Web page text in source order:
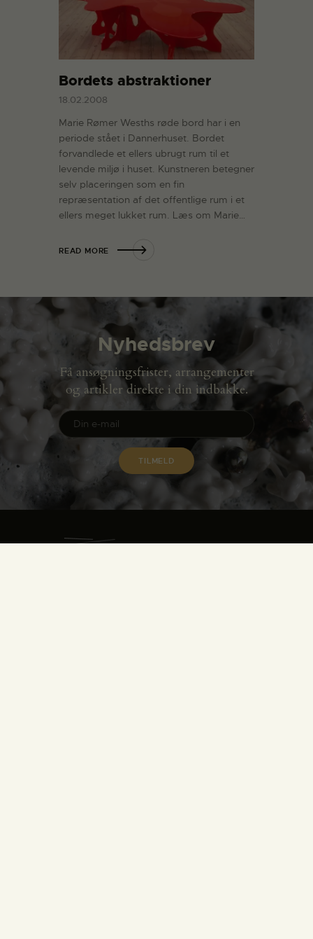
Bordets abstraktioner
18.02.2008
Marie Rømer Wesths røde bord har i en
periode stået i Dannerhuset. Bordet
forvandlede et ellers ubrugt rum til et
levende miljø i huset. Kunstneren betegner
selv placeringen som en fin
repræsentation af det offentlige rum i et
ellers meget lukket rum. Læs om Marie…
READ MORE
Nyhedsbrev
Få ansøgningsfrister, arrangementer
og artikler direkte i din indbakke.